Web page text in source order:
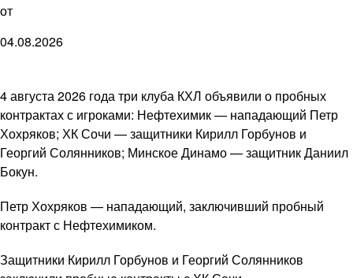
от
04.08.2026
4 августа 2026 года три клуба КХЛ объявили о пробных
контрактах с игроками: Нефтехимик — нападающий Петр
Хохряков; ХК Сочи — защитники Кирилл Горбунов и
Георгий Солянников; Минское Динамо — защитник Даниил
Бокун.
Петр Хохряков — нападающий, заключивший пробный
контракт с Нефтехимиком.
Защитники Кирилл Горбунов и Георгий Солянников